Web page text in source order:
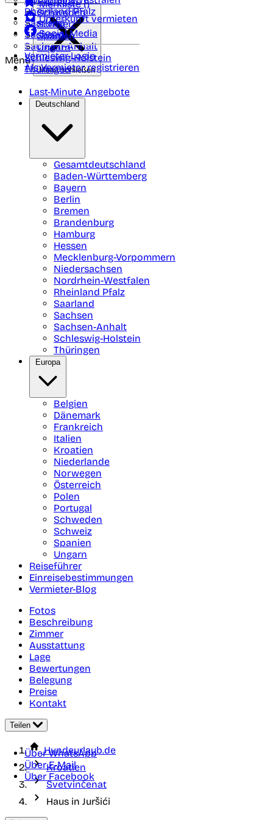
Rheinland Pfalz
Saarland
Sachsen
Sachsen-Anhalt
Schleswig-Holstein
Thüringen
Schweden
Schweiz
Spanien
Ungarn
Merkliste ()
Unterkunft vermieten
Social Media
Vermieter-Login
Als Vermieter registrieren
Menü
Menü schließen
Last-Minute Angebote
Deutschland
Gesamtdeutschland
Baden-Württemberg
Bayern
Berlin
Bremen
Brandenburg
Hamburg
Hessen
Mecklenburg-Vorpommern
Niedersachsen
Nordrhein-Westfalen
Rheinland Pfalz
Saarland
Sachsen
Sachsen-Anhalt
Schleswig-Holstein
Thüringen
Europa
Belgien
Dänemark
Frankreich
Italien
Kroatien
Niederlande
Norwegen
Österreich
Polen
Portugal
Schweden
Schweiz
Spanien
Ungarn
Reiseführer
Einreisebestimmungen
Vermieter-Blog
Fotos
Beschreibung
Zimmer
Ausstattung
Lage
Bewertungen
Belegung
Preise
Kontakt
Teilen
Über WhatsApp
Über E-Mail
Über Facebook
Hundeurlaub.de
Kroatien
Svetvinčenat
Haus in Juršići